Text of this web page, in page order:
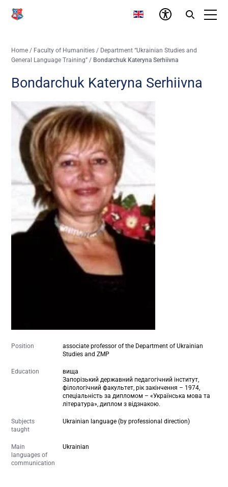
Home / Faculty of Humanities / Department “Ukrainian Studies and
General Language Training” / Bondarchuk Kateryna Serhiivna
Bondarchuk Kateryna Serhiivna
Position
associate professor of the Department of Ukrainian
Studies and ZMP
Education
вища
Запорізький державний педагогічний інститут,
філологічний факультет, рік закінчення – 1974,
спеціальність за дипломом – «Українська мова та
література», диплом з відзнакою.
Subjects
taught
Ukrainian language (by professional direction)
Main
languages of
communication
Ukrainian